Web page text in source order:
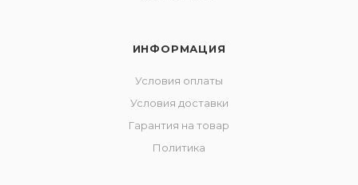
ИНФОРМАЦИЯ
Условия оплаты
Условия доставки
Гарантия на товар
Политика